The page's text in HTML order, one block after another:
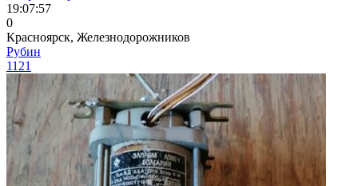
19:07:57
0
Красноярск, Железнодорожников
Рубин
1121